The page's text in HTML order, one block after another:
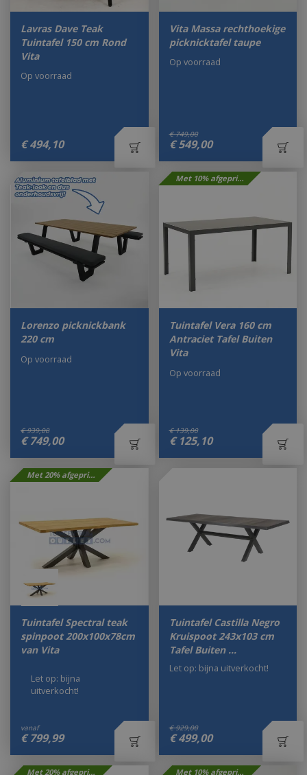
Lavras Dave Teak
Tuintafel 150 cm Rond
Vita
€ 494,10
Op voorraad
Vita Massa rechthoekige
picknicktafel taupe
€ 749,00
€ 549,00
Op voorraad
Lorenzo picknickbank
220 cm
€ 939,00
€ 749,00
Op voorraad
Met 10% afgeprijsd
Tuintafel Vera 160 cm
Antraciet Tafel Buiten
Vita
€ 139,00
€ 125,10
Op voorraad
Met 20% afgeprijsd
Tuintafel Spectral teak
spinpoot 200x100x78cm
van Vita
vanaf
€ 799,99
Let op: bijna
uitverkocht!
Tuintafel Castilla Negro
Kruispoot 243x103 cm
Tafel Buiten …
€ 929,00
€ 499,00
Let op: bijna uitverkocht!
Met 20% afgeprijsd Met 10% afgeprijsd